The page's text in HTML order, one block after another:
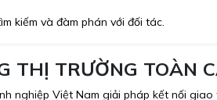
kiếm và đàm phán với đối tác.
THỊ TRƯỜNG TOÀN
nghiệp Việt Nam giải pháp kết nối